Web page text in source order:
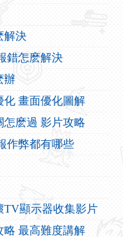
解決
錯怎麽解決
辦
化 畫面優化圖解
怎麽過 影片攻略
作弊都有哪些
TV顯示器收集影片
略 最高難度講解